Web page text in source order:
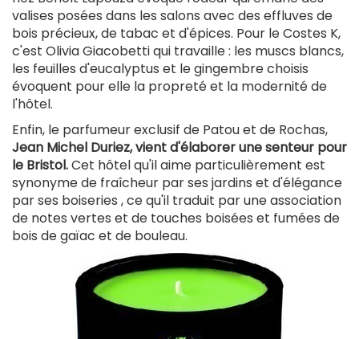
valises posées dans les salons avec des effluves de
bois précieux, de tabac et d'épices. Pour le Costes K,
c'est Olivia Giacobetti qui travaille : les muscs blancs,
les feuilles d'eucalyptus et le gingembre choisis
évoquent pour elle la propreté et la modernité de
l'hôtel.
Enfin, le parfumeur exclusif de Patou et de Rochas,
Jean Michel Duriez, vient d'élaborer une senteur pour
le Bristol.Cet hôtel qu'il aime particulièrement est
synonyme de fraîcheur par ses jardins et d'élégance
par ses boiseries , ce qu'il traduit par une association
de notes vertes et de touches boisées et fumées de
bois de gaïac et de bouleau.